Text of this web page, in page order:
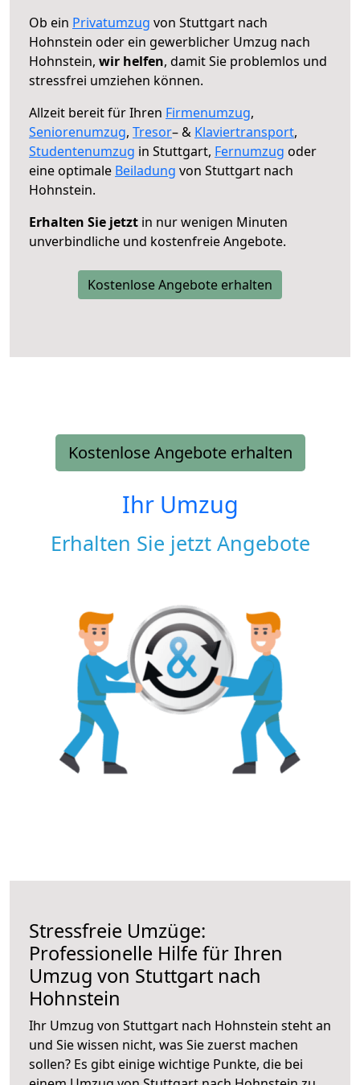
Ob ein Privatumzug von Stuttgart nach
Hohnstein oder ein gewerblicher Umzug nach
Hohnstein, wir helfen, damit Sie problemlos und
stressfrei umziehen können.
Allzeit bereit für Ihren Firmenumzug,
Seniorenumzug, Tresor– & Klaviertransport,
Studentenumzug in Stuttgart, Fernumzug oder
eine optimale Beiladung von Stuttgart nach
Hohnstein.
Erhalten Sie jetzt in nur wenigen Minuten
unverbindliche und kostenfreie Angebote.
Kostenlose Angebote erhalten
Kostenlose Angebote erhalten
Ihr Umzug
Erhalten Sie jetzt Angebote
Stressfreie Umzüge:
Professionelle Hilfe für Ihren
Umzug von Stuttgart nach
Hohnstein
Ihr Umzug von Stuttgart nach Hohnstein steht an
und Sie wissen nicht, was Sie zuerst machen
sollen? Es gibt einige wichtige Punkte, die bei